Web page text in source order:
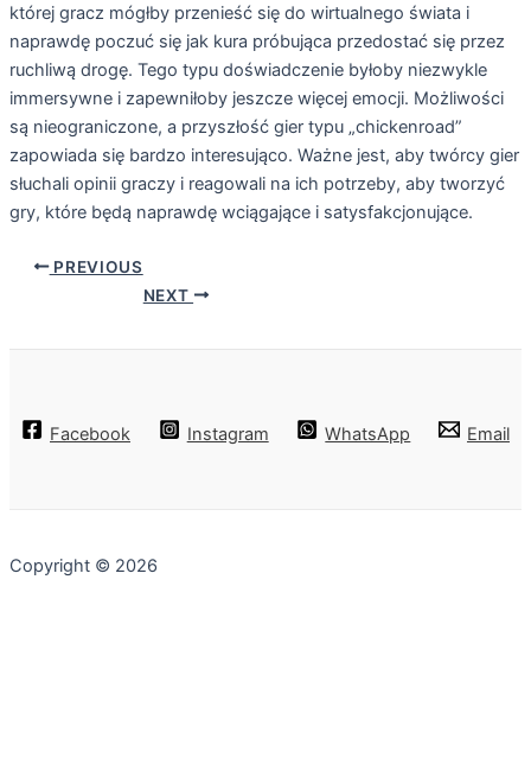
której gracz mógłby przenieść się do wirtualnego świata i
naprawdę poczuć się jak kura próbująca przedostać się przez
ruchliwą drogę. Tego typu doświadczenie byłoby niezwykle
immersywne i zapewniłoby jeszcze więcej emocji. Możliwości
są nieograniczone, a przyszłość gier typu „chickenroad”
zapowiada się bardzo interesująco. Ważne jest, aby twórcy gier
słuchali opinii graczy i reagowali na ich potrzeby, aby tworzyć
gry, które będą naprawdę wciągające i satysfakcjonujące.
PREVIOUS
NEXT
Facebook Instagram WhatsApp Email
Copyright © 2026